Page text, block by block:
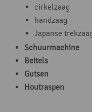
cirkelzaag
handzaag
Japanse
Schuurmachine
Beitels
Gutsen
Houtraspen